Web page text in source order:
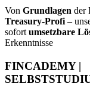
Von Grundlagen der
Treasury-Profi–
sofortumsetzbare
Erkenntnisse
FINCADEMY |